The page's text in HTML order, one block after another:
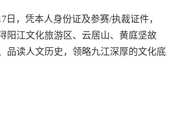
，凭本人身份证及参赛/执裁证件，
阳江文化旅游区、云居山、黄庭坚故
品读人文历史，领略九江深厚的文化底